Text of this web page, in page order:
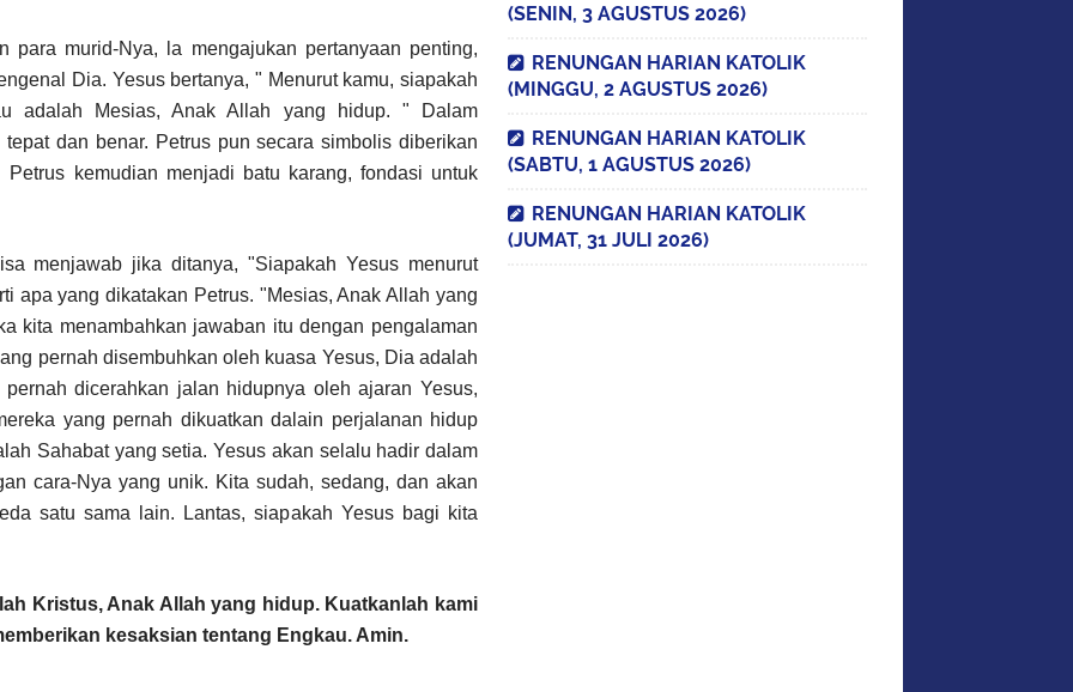
para murid-Nya, la mengajukan pertanyaan penting,
Dia. Yesus bertanya, " Menurut kamu, siapakah
adalah Mesias, Anak Allah yang hidup. " Dalam
dan benar. Petrus pun secara simbolis diberikan
kemudian menjadi batu karang, fondasi untuk
menjawab jika ditanya, "Siapakah Yesus menurut
apa yang dikatakan Petrus. "Mesias, Anak Allah yang
kita menambahkan jawaban itu dengan pengalaman
pernah disembuhkan oleh kuasa Yesus, Dia adalah
dicerahkan jalan hidupnya oleh ajaran Yesus,
yang pernah dikuatkan dalain perjalanan hidup
Sahabat yang setia. Yesus akan selalu hadir dalam
cara-Nya yang unik. Kita sudah, sedang, dan akan
satu sama lain. Lantas, siapakah Yesus bagi kita
Kristus, Anak Allah yang hidup. Kuatkanlah kami
kesaksian tentang Engkau. Amin.
(SENIN, 3 AGUSTUS 2026)
RENUNGAN HARIAN KATOLIK
(MINGGU, 2 AGUSTUS 2026)
RENUNGAN HARIAN KATOLIK
(SABTU, 1 AGUSTUS 2026)
RENUNGAN HARIAN KATOLIK
(JUMAT, 31 JULI 2026)